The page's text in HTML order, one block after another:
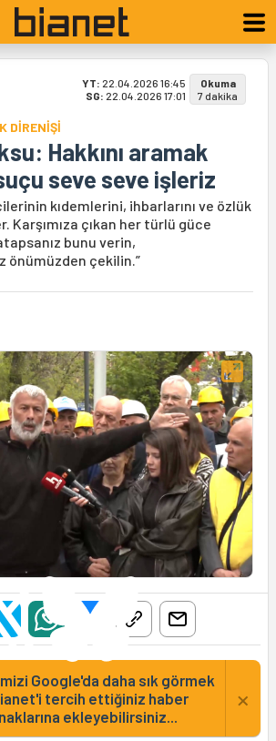
YT: 22.04.2026 16:45
SG: 22.04.2026 17:01
Okuma
7 dakika
DİRENİŞİ
Hakkını aramak
seve seve işleriz
kıdemlerini, ihbarlarını ve özlük
Karşımıza çıkan her türlü güce
bunu verin,
önümüzden çekilin.”
Google'da daha sık görmek
tercih ettiğiniz haber
ekleyebilirsiniz...
×